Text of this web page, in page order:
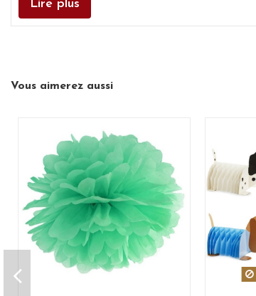
Lire plus
Vous aimerez aussi